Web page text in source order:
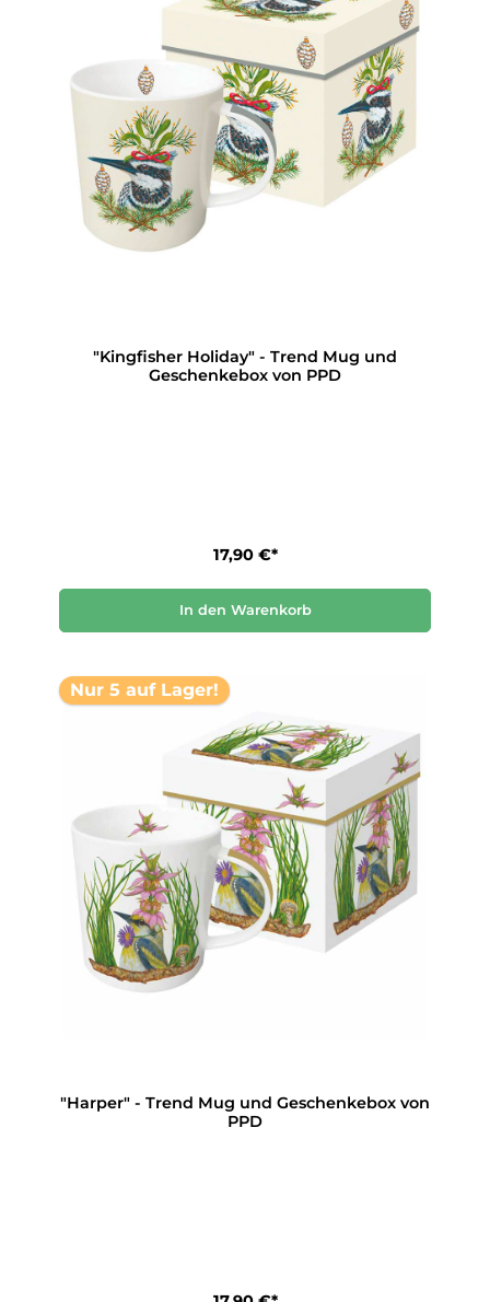
"Kingfisher Holiday" - Trend Mug und
Geschenkebox von PPD
17,90 €*
In den Warenkorb
Nur 5 auf Lager!
"Harper" - Trend Mug und Geschenkebox von
PPD